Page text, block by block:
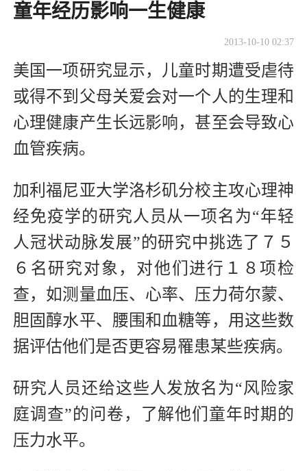
童年经历影响一生健康
2013-10-10 02:37
美国一项研究显示，儿童时期遭受虐待
或得不到父母关爱会对一个人的生理和
心理健康产生长远影响，甚至会导致心
血管疾病。
加利福尼亚大学洛杉矶分校主攻心理神
经免疫学的研究人员从一项名为“年轻
人冠状动脉发展”的研究中挑选了７５
６名研究对象，对他们进行１８项检
查，如测量血压、心率、压力荷尔蒙、
胆固醇水平、腰围和血糖等，用这些数
据评估他们是否更容易罹患某些疾病。
研究人员还给这些人发放名为“风险家
庭调查”的问卷，了解他们童年时期的
压力水平。